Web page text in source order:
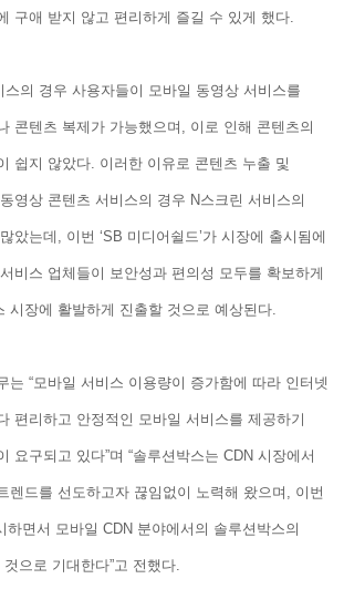
구애 받지 않고 편리하게 즐길 수 있게 했다
스의 경우 사용자들이 모바일 동영상 서비스를
콘텐츠 복제가 가능했으며 이로 인해 콘텐츠의
쉽지 않았다 이러한 이유로 콘텐츠 누출 및
동영상 콘텐츠 서비스의 경우 N 스크린 서비스의
많았는데 이번 ‘SB 미디어쉴드’가 시장에 출시됨에
서비스 업체들이 보안성과 편의성 모두를 확보하게
시장에 활발하게 진출할 것으로 예상된다
는 “모바일 서비스 이용량이 증가함에 따라 인터넷
편리하고 안정적인 모바일 서비스를 제공하기
요구되고 있다”며 “솔루션박스는 CDN 시장에서
렌드를 선도하고자 끊임없이 노력해 왔으며 이번
하면서 모바일 CDN 분야에서의 솔루션박스의
것으로 기대한다”고 전했다